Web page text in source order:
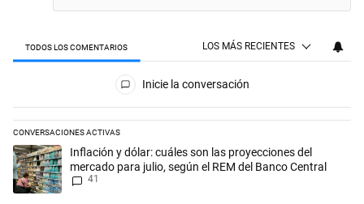
TODOS LOS COMENTARIOS LOS MÁS RECIENTES
Todos los comentarios
Inicie la conversación
CONVERSACIONES ACTIVAS
Este listado muestra los artículos con más comentarios en los
Un artículo de tendencia con el título "Inflación y dólar: cuáles son
Inflación y dólar: cuáles son las proyecciones del
mercado para julio, según el REM del Banco Central
41